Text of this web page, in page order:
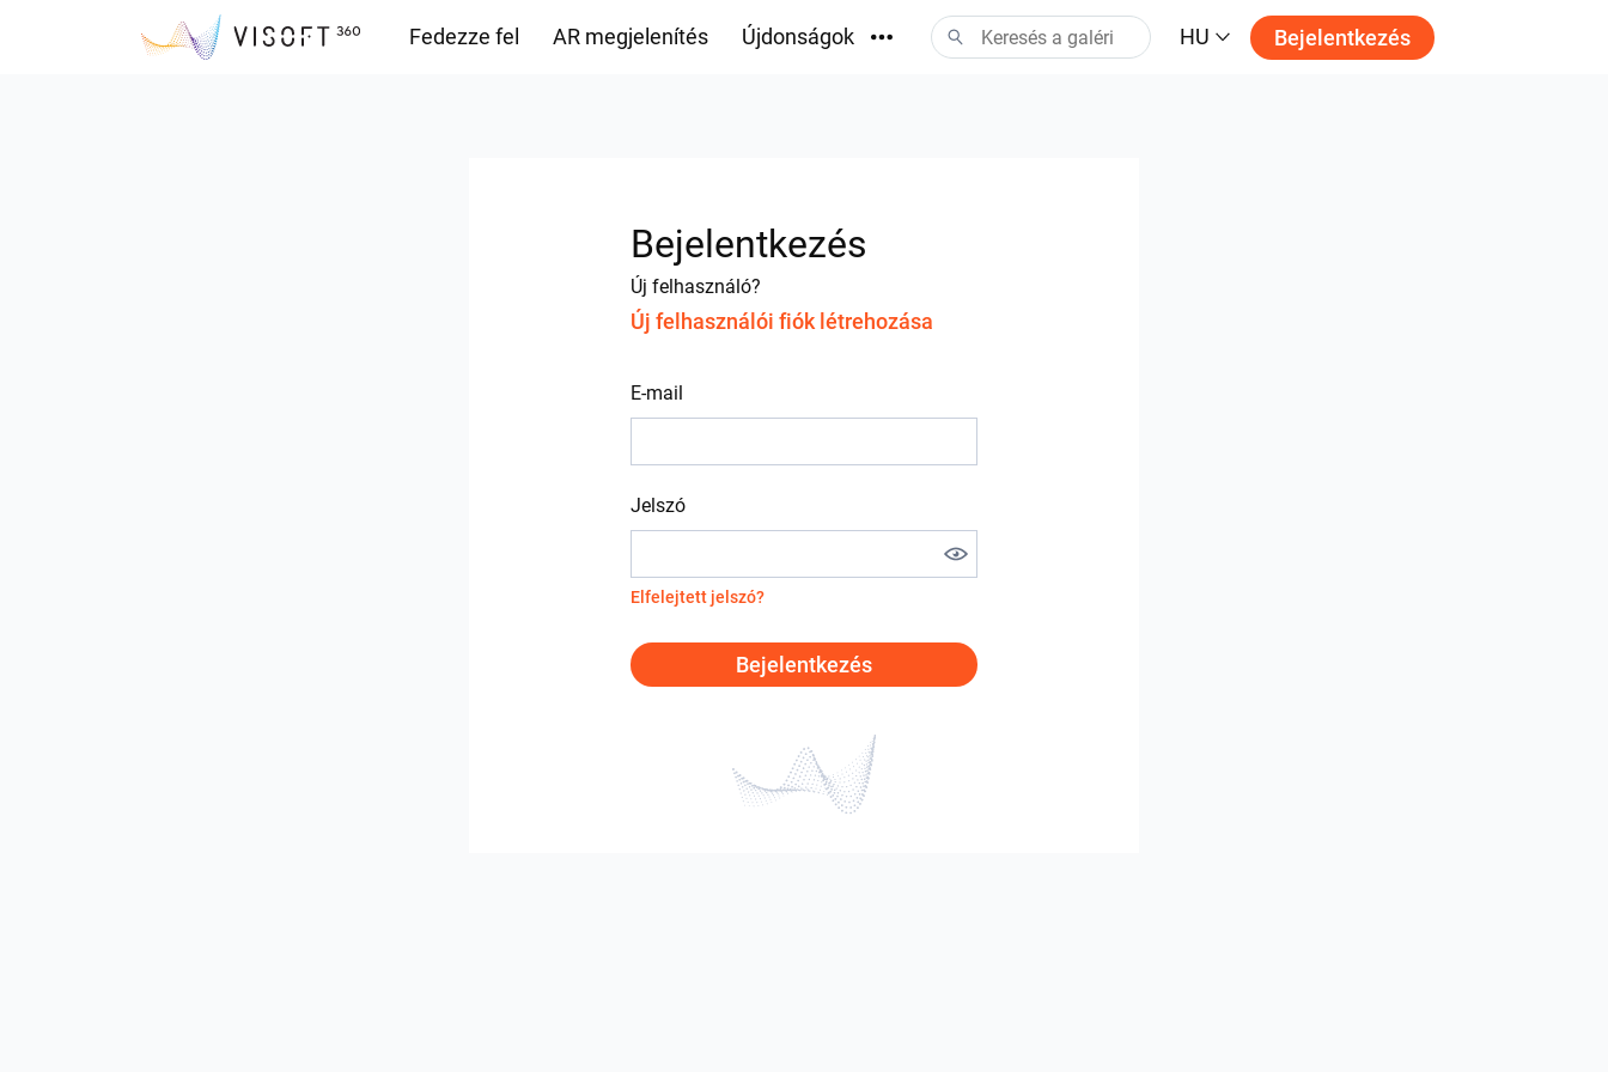
Fedezze fel AR megjelenítés Újdonságok HU Bejelentkezés
Bejelentkezés
Új felhasználó?
Új felhasználói fiók létrehozása
E-mail
Jelszó
Elfelejtett jelszó?
Bejelentkezés